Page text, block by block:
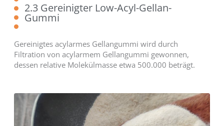
2.3 Gereinigter Low-Acyl-Gellan-
Gummi
Gereinigtes acylarmes Gellangummi wird durch
Filtration von acylarmem Gellangummi gewonnen,
dessen relative Molekülmasse etwa 500.000 beträgt.